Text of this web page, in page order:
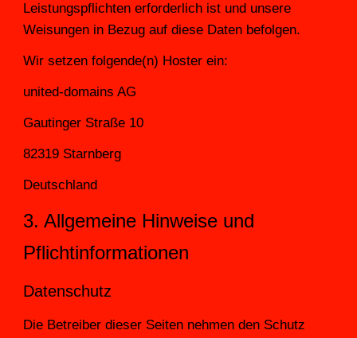
Leistungspflichten erforderlich ist und unsere
Weisungen in Bezug auf diese Daten befolgen.
Wir setzen folgende(n) Hoster ein:
united-domains AG
Gautinger Straße 10
82319 Starnberg
Deutschland
3. Allgemeine Hinweise und
Pflichtinformationen
Datenschutz
Die Betreiber dieser Seiten nehmen den Schutz